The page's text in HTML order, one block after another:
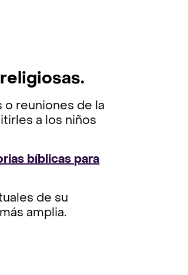
o reuniones de la
a los niños
bíblicas para
de su
amplia.